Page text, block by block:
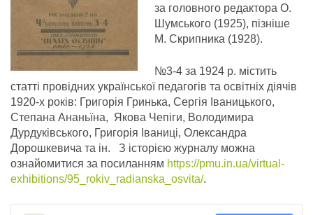
за головного редактора О.
Шумського (1925), пізніше
М. Скрипника (1928).
№3-4 за 1924 р. містить
статті провідних української педагогів та освітніх діячів
1920-х років: Григорія Гринька, Сергія Іваницького,
Степана Ананьїна, Якова Чепіги, Володимира
Дурдуківського, Григорія Іваниці, Олександра
Дорошкевича та ін. З історією журналу можна
ознайомитися за посиланням https://pmu.in.ua/virtual-
exhibitions/95_rokiv_radianska_osvita/.